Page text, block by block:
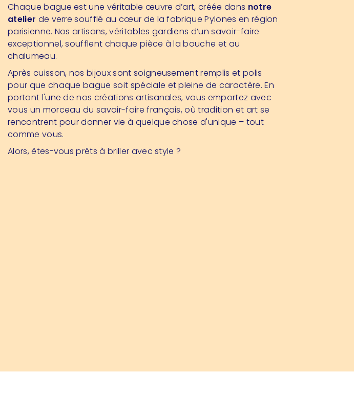
Chaque bague est une véritable œuvre d’art, créée dans notre
atelier de verre soufflé au cœur de la fabrique Pylones en région
parisienne. Nos artisans, véritables gardiens d’un savoir-faire
exceptionnel, soufflent chaque pièce à la bouche et au
chalumeau.
Après cuisson, nos bijoux sont soigneusement remplis et polis
pour que chaque bague soit spéciale et pleine de caractère. En
portant l'une de nos créations artisanales, vous emportez avec
vous un morceau du savoir-faire français, où tradition et art se
rencontrent pour donner vie à quelque chose d'unique – tout
comme vous.
Alors, êtes-vous prêts à briller avec style ?